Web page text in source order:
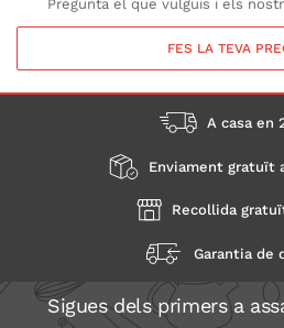
Pregunta el que vulguis i els
FES LA TEVA
A casa en
Enviament gratuït
Recollida
Garantia de
Sigues dels primers a